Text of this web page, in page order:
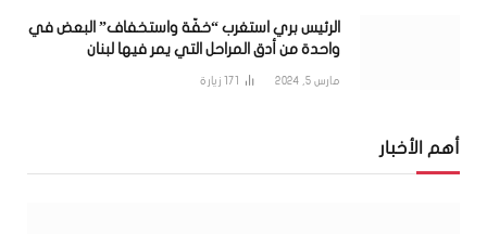
الرئيس بري استغرب “خفّة واستخفاف” البعض في
واحدة من أدق المراحل التي يمر فيها لبنان
مارس 5, 2024 171 زيارة
أهم الأخبار